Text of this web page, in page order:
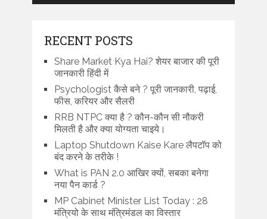
RECENT POSTS
Share Market Kya Hai? शेयर बाजार की पूरी
जानकारी हिंदी में
Psychologist कैसे बने ? पूरी जानकारी, पढ़ाई,
फीस, करियर और सैलरी
RRB NTPC क्या है ? कौन-कौन सी नौकरी
मिलती है और क्या योग्यता चाइये।
Laptop Shutdown Kaise Kare लैपटॉप को
बंद करने के तरीके !
What is PAN 2.0 आखिर क्यों, सबका बनेगा
नया पैन कार्ड ?
MP Cabinet Minister List Today : 28
मंत्रियो के साथ मंत्रिमंडल का विस्तार